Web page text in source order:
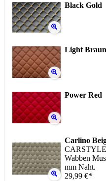
Black Gold
Light Braun
Power Red
Carlino
Wabben
mm Naht.
29,99 €*